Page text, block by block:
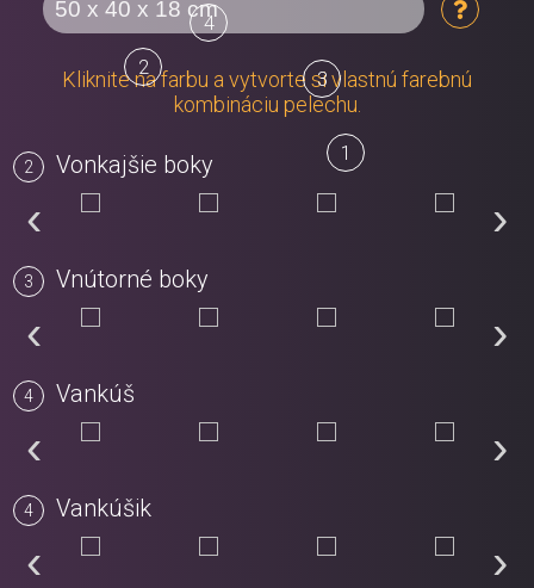
1
2
3
4
Kliknite na farbu a vytvorte si vlastnú farebnú
kombináciu pelechu.
Vonkajšie boky
‹ ›
Vnútorné boky
‹ ›
Vankúš
‹ ›
Vankúšik
‹ ›